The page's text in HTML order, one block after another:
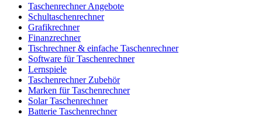
Taschenrechner Angebote
Schultaschenrechner
Grafikrechner
Finanzrechner
Tischrechner & einfache Taschenrechner
Software für Taschenrechner
Lernspiele
Taschenrechner Zubehör
Marken für Taschenrechner
Solar Taschenrechner
Batterie Taschenrechner